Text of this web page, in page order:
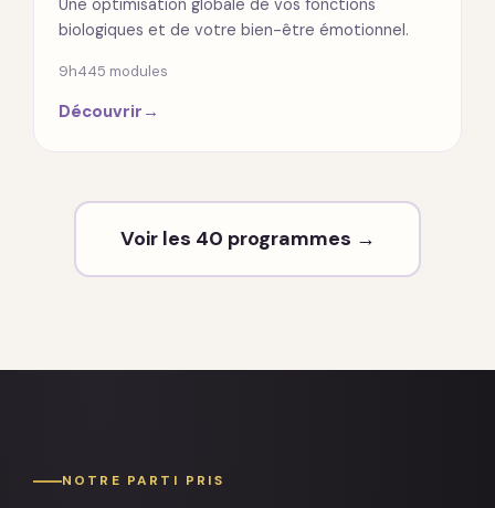
biologiques et de votre bien-être émotionnel.
9h445 modules
Découvrir →
Voir les 40 programmes →
NOTRE PARTI PRIS